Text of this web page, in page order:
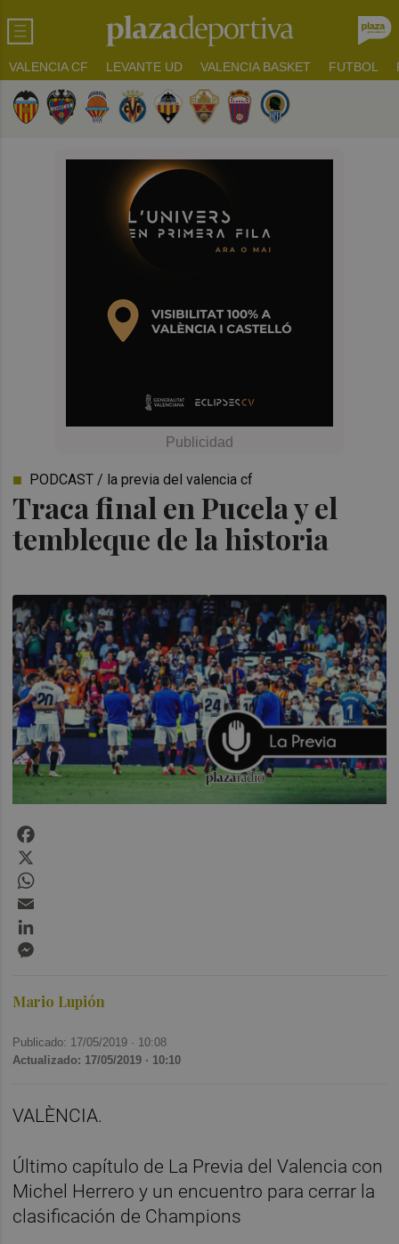
VALENCIA CF LEVANTE UD VALENCIA BASKET FUTBOL
Traca final en Pucela y el
tembleque de la historia
PODCAST / la previa del valencia cf
Mario Lupión
Publicado: 17/05/2019 · 10:08
Actualizado: 17/05/2019 · 10:10
VALÈNCIA.
Último capítulo de La Previa del Valencia con
Michel Herrero y un encuentro para cerrar la
clasificación de Champions